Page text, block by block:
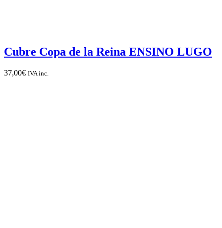
Cubre Copa de la Reina ENSINO LUGO
37,00€ IVA inc.